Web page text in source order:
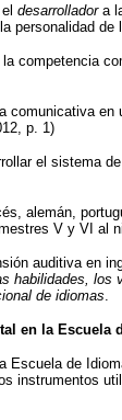
desarrolladora
competencia
p. 1)
el sistema
alemán,
V y VI al
auditiva en
de idiomas
en la Escuela
de
instrumentos